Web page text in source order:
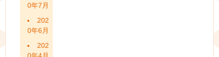
0年7月
202
0年6月
202